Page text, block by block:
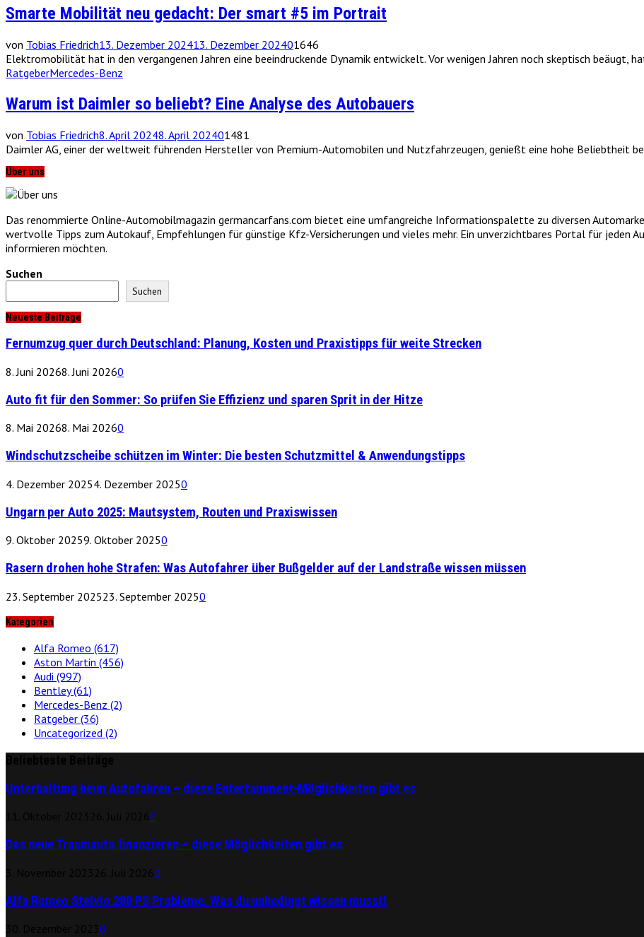
Smarte Mobilität neu gedacht: Der smart #5 im Portrait
von Tobias Friedrich13. Dezember 202413. Dezember 202401646
Elektromobilität hat in den vergangenen Jahren eine beeindruckende Dynamik entwickelt. Vor wenigen Jahren noch skeptisch beäugt,
RatgeberMercedes-Benz
Warum ist Daimler so beliebt? Eine Analyse des Autobauers
von Tobias Friedrich8. April 20248. April 202401481
Daimler AG, einer der weltweit führenden Hersteller von Premium-Automobilen und Nutzfahrzeugen, genießt eine hohe Beliebtheit
Über uns
Das renommierte Online-Automobilmagazin germancarfans.com bietet eine umfangreiche Informationspalette zu diversen
wertvolle Tipps zum Autokauf, Empfehlungen für günstige Kfz-Versicherungen und vieles mehr. Ein unverzichtbares Portal für jeden
informieren möchten.
Suchen
Suchen
Neueste Beiträge
Fernumzug quer durch Deutschland: Planung, Kosten und Praxistipps für weite Strecken
8. Juni 20268. Juni 20260
Auto fit für den Sommer: So prüfen Sie Effizienz und sparen Sprit in der Hitze
8. Mai 20268. Mai 20260
Windschutzscheibe schützen im Winter: Die besten Schutzmittel & Anwendungstipps
4. Dezember 20254. Dezember 20250
Ungarn per Auto 2025: Mautsystem, Routen und Praxiswissen
9. Oktober 20259. Oktober 20250
Rasern drohen hohe Strafen: Was Autofahrer über Bußgelder auf der Landstraße wissen müssen
23. September 202523. September 20250
Kategorien
Alfa Romeo (617)
Aston Martin (456)
Audi (997)
Bentley(61)
Mercedes-Benz (2)
Ratgeber (36)
Uncategorized (2)
Unterhaltung beim Autofahren – diese Entertainment-Möglichkeiten gibt es
0
Das neue Traumauto finanzieren – diese Möglichkeiten gibt es
0
Alfa Romeo Stelvio 280 PS Probleme: Was du unbedingt wissen musst!
0